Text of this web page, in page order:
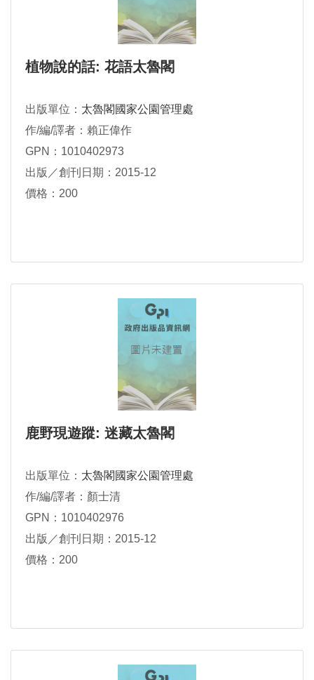
植物說的話: 花語太魯閣
出版單位： 太魯閣國家公園管理處
作/編/譯者：賴正偉作
GPN：1010402973
出版／創刊日期：2015-12
價格：200
鹿野現遊蹤: 迷藏太魯閣
出版單位： 太魯閣國家公園管理處
作/編/譯者：顏士清
GPN：1010402976
出版／創刊日期：2015-12
價格：200